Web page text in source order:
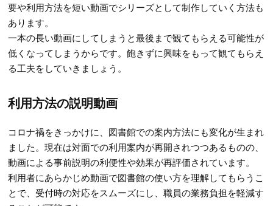
要や利用方法を短い動画でシリーズとして制作していく方法も
あります。
一本の長い動画にしてしまうと最後まで観てもらえる可能性が
低くなってしまうからです。飽きずに興味をもって観てもらえ
る工夫をしていきましょう。
利用方法の説明動画
コロナ禍をきっかけに、図書館での案内方法にも変化が生まれ
ました。現在は対面での利用案内が再開されつつあるものの、
動画による事前説明の利便性や効果が再評価されています。
利用者にあらかじめ動画で図書館の使い方を理解してもらうこ
とで、受付時の対応をスムーズにし、職員の業務負担を軽減す